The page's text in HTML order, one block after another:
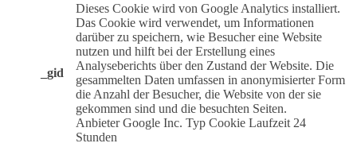
_gid
Dieses Cookie wird von Google Analytics installiert.
Das Cookie wird verwendet, um Informationen
darüber zu speichern, wie Besucher eine Website
nutzen und hilft bei der Erstellung eines
Analyseberichts über den Zustand der Website. Die
gesammelten Daten umfassen in anonymisierter Form
die Anzahl der Besucher, die Website von der sie
gekommen sind und die besuchten Seiten.
Anbieter Google Inc. Typ Cookie Laufzeit 24
Stunden